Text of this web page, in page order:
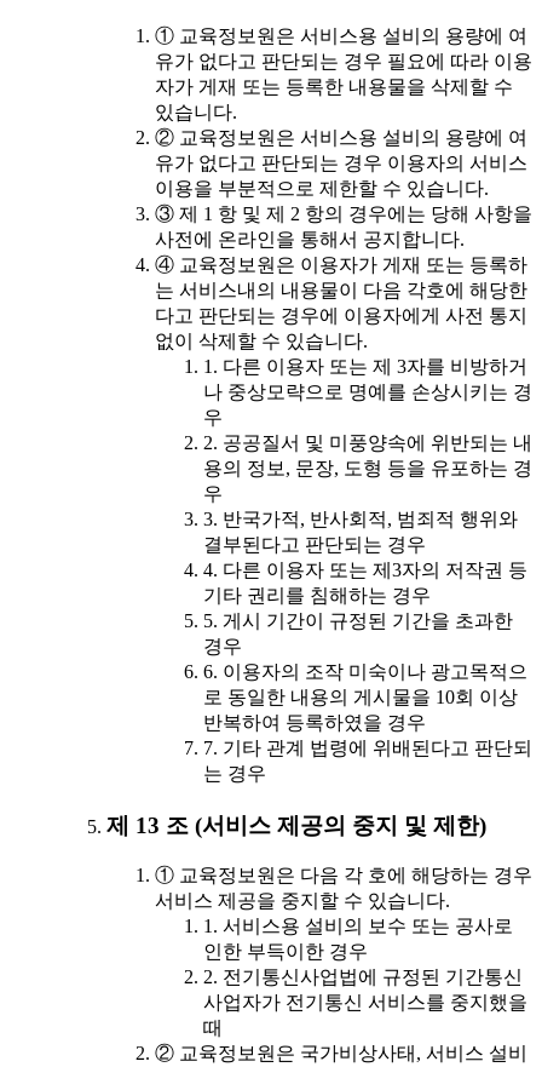
① 교육정보원은 서비스용 설비의 용량에 여
유가 없다고 판단되는 경우 필요에 따라 이용
자가 게재 또는 등록한 내용물을 삭제할 수
있습니다.
② 교육정보원은 서비스용 설비의 용량에 여
유가 없다고 판단되는 경우 이용자의 서비스
이용을 부분적으로 제한할 수 있습니다.
③ 제 1 항 및 제 2 항의 경우에는 당해 사항을
사전에 온라인을 통해서 공지합니다.
④ 교육정보원은 이용자가 게재 또는 등록하
는 서비스내의 내용물이 다음 각호에 해당한
다고 판단되는 경우에 이용자에게 사전 통지
없이 삭제할 수 있습니다.
1. 다른 이용자 또는 제 3자를 비방하거
나 중상모략으로 명예를 손상시키는 경
우
2. 공공질서 및 미풍양속에 위반되는 내
용의 정보, 문장, 도형 등을 유포하는 경
우
3. 반국가적, 반사회적, 범죄적 행위와
결부된다고 판단되는 경우
4. 다른 이용자 또는 제3자의 저작권 등
기타 권리를 침해하는 경우
5. 게시 기간이 규정된 기간을 초과한
경우
6. 이용자의 조작 미숙이나 광고목적으
로 동일한 내용의 게시물을 10회 이상
반복하여 등록하였을 경우
7. 기타 관계 법령에 위배된다고 판단되
는 경우
제 13 조 (서비스 제공의 중지 및 제한)
① 교육정보원은 다음 각 호에 해당하는 경우
서비스 제공을 중지할 수 있습니다.
1. 서비스용 설비의 보수 또는 공사로
인한 부득이한 경우
2. 전기통신사업법에 규정된 기간통신
사업자가 전기통신 서비스를 중지했을
때
② 교육정보원은 국가비상사태, 서비스 설비